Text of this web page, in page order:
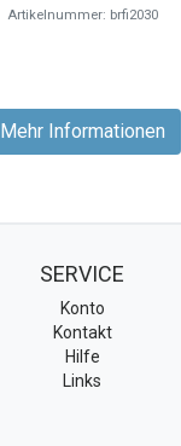
Artikelnummer: brfi2030
Mehr Informationen
SERVICE
Konto
Kontakt
Hilfe
Links